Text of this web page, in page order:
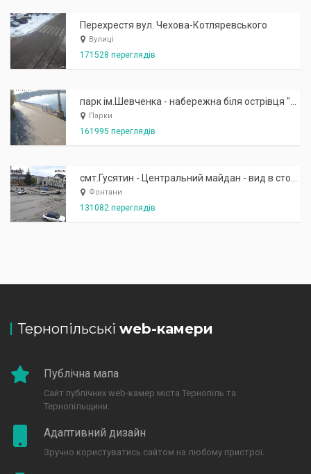
Перехрестя вул. Чехова-Котляревського
Вулиці
171528 переглядів
Парки
161995 переглядів
Фонтани
131082 переглядів
Тернопільські web-камери
Публічна мапа
Сайт публічних web-камер міста Тернопіль та
Тернопільщини.
Адаптивний дизайн
Зручно користуватись сайтом на любому пристрої.